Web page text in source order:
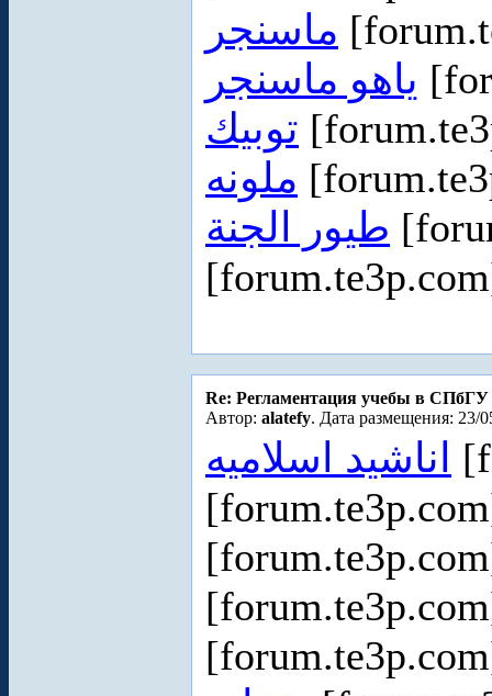
ماسنجر
ياهو ماسنجر
توبيك
ملونه
طيور الجنة
Re: Регламентация учебы в СПбГУ
Автор: alatefy. Дата размещения: 23/
اناشيد اسلاميه